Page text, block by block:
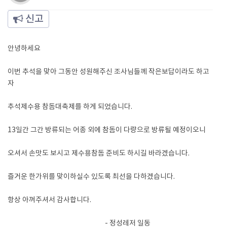
신고
안녕하세요
이번 추석을 맞아 그동안 성원해주신 조사님들께 작은보답이라도 하고
자
추석제수용 참돔대축제를 하게 되었습니다.
13일간 그간 방류되는 어종 외에 참돔이 다량으로 방류될 예정이오니
오셔서 손맛도 보시고 제수용참돔 준비도 하시길 바라겠습니다.
즐거운 한가위를 맞이하실수 있도록 최선을 다하겠습니다.
항상 아껴주셔서 감사합니다.
- 정성레저 일동